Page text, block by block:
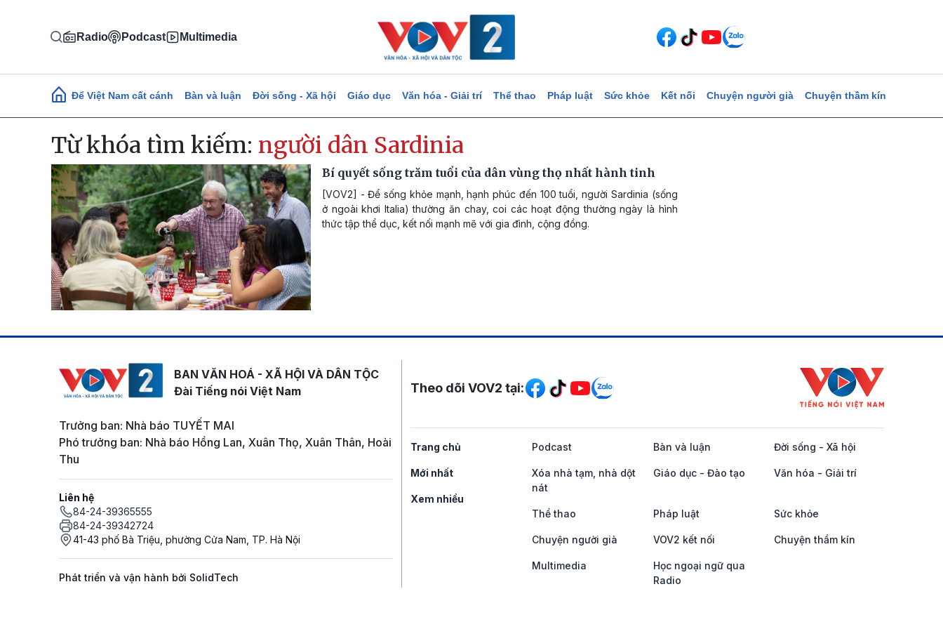
Radio Podcast Multimedia
Main navigation
Để Việt Nam cất cánh Bàn và luận Đời sống - Xã hội Giáo dục Văn hóa - Giải trí Thể thao Pháp luật Sức khỏe Kết nối Chuyện người già Chuyện thầm kín
Từ khóa tìm kiếm: người dân Sardinia
Bí quyết sống trăm tuổi của dân vùng thọ nhất hành tinh
[VOV2] - Để sống khỏe mạnh, hạnh phúc đến 100 tuổi, người Sardinia (sống
ở ngoài khơi Italia) thường ăn chay, coi các hoạt động thường ngày là hình
thức tập thể dục, kết nối mạnh mẽ với gia đình, cộng đồng.
BAN VĂN HOÁ - XÃ HỘI VÀ DÂN TỘC
Đài Tiếng nói Việt Nam
Trưởng ban: Nhà báo TUYẾT MAI
Phó trưởng ban: Nhà báo Hồng Lan, Xuân Thọ, Xuân Thân, Hoài
Thu
Liên hệ
84-24-39365555
84-24-39342724
41-43 phố Bà Triệu, phường Cửa Nam, TP. Hà Nội
Phát triển và vận hành bởi SolidTech
Mạng xã hội
Theo dõi VOV2 tại:
Trang chủ
Mới nhất
Xem nhiều
Podcast Bàn và luận Đời sống - Xã hội
Xóa nhà tạm, nhà dột
nát
Giáo dục - Đào tạo Văn hóa - Giải trí
Thể thao Pháp luật Sức khỏe
Chuyện người già VOV2 kết nối Chuyện thầm kín
Multimedia
Học ngoại ngữ qua
Radio